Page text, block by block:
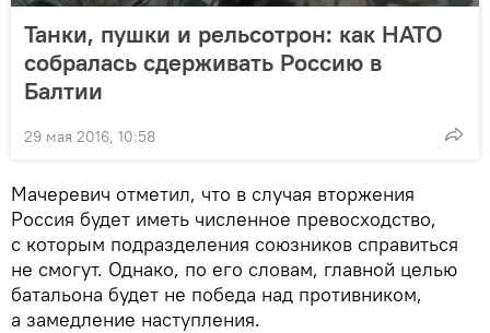
Танки, пушки и рельсотрон: как НАТО
собралась сдерживать Россию в
Балтии
29 мая 2016, 10:58
Мачеревич отметил, что в случая вторжения
Россия будет иметь численное превосходство,
с которым подразделения союзников справиться
не смогут. Однако, по его словам, главной целью
батальона будет не победа над противником,
а замедление наступления.